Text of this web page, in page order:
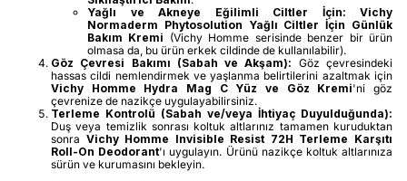
Yağlı ve Akneye Eğilimli Ciltler İçin:
Vichy
Normaderm Phytosolution Yağlı Ciltler İçin Günlük
Bakım Kremi (Vichy Homme serisinde benzer bir ürün
olmasa da, bu ürün erkek cildinde de kullanılabilir).
Göz Çevresi Bakımı (Sabah ve Akşam): Göz çevresindeki
hassas cildi nemlendirmek ve yaşlanma belirtilerini azaltmak için
Vichy Homme Hydra Mag C Yüz ve Göz Kremi'ni göz
çevrenize de nazikçe uygulayabilirsiniz.
Terleme Kontrolü (Sabah ve/veya İhtiyaç Duyulduğunda):
Duş veya temizlik sonrası koltuk altlarınız tamamen kuruduktan
sonra Vichy Homme Invisible Resist 72H Terleme Karşıtı
Roll-On Deodorant'ı uygulayın. Ürünü nazikçe koltuk altlarınıza
sürün ve kurumasını bekleyin.